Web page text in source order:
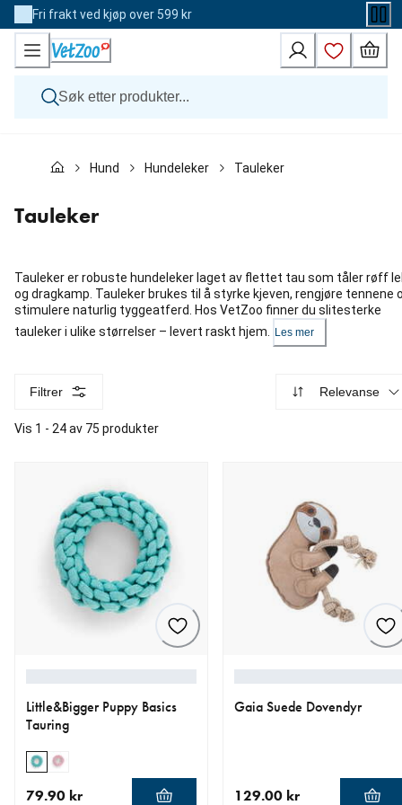
Skip
to
Content
Fri frakt ved kjøp over 599 kr
Katt
Andre dyr
Merker
Hund Hundeleker Tauleker
Tauleker
Tauleker er robuste hundeleker laget av flettet tau som tåler røff
og dragkamp. Tauleker brukes til å styrke kjeven, rengjøre tennene
stimulere naturlig tyggeatferd. Hos VetZoo finner du slitesterke
tauleker i ulike størrelser – levert raskt hjem.
Les mer
Filtrer Relevanse
Vis 1 - 24 av 75 produkter
Little&Bigger Puppy Basics
Tauring
79.90 kr
Gaia Suede Dovendyr
129.00 kr